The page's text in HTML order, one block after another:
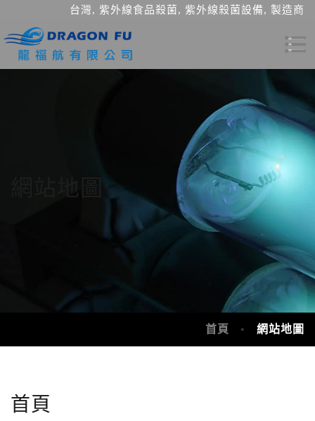
台灣, 紫外線食品殺菌, 紫外線殺菌設備, 製造商
網站地圖
首頁 網站地圖
首頁